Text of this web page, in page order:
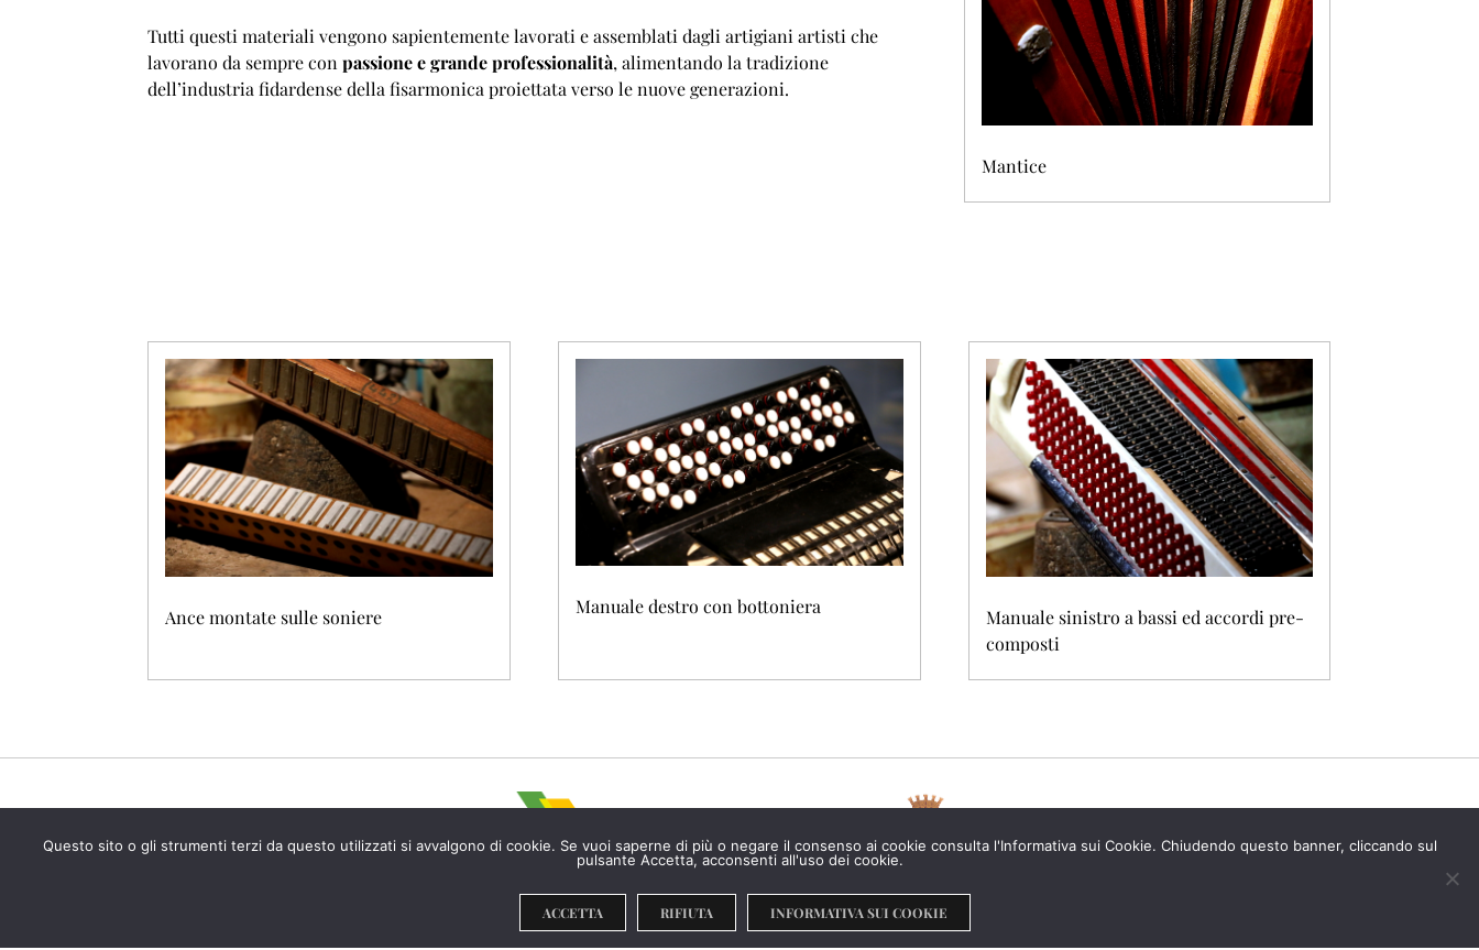
Tutti questi materiali vengono sapientemente lavorati e assemblati dagli artigiani artisti che
lavorano da sempre conpassione e grande professionalità, alimentando la tradizione
dell’industria fidardense della fisarmonica proiettata verso le nuove generazioni.
Mantice
Ance montate sulle soniere Manuale destro con bottoniera
Manuale sinistro a bassi ed accordi pre-
composti
Questo sito o gli strumenti terzi da questo utilizzati si avvalgono di cookie. Se vuoi saperne di più o negare il consenso ai cookie consulta l'Informativa sui Cookie. Chiudendo questo banner, cliccando sul
pulsante Accetta, acconsenti all'uso dei cookie.
ACCETTA RIFIUTA INFORMATIVA SUI COOKIE